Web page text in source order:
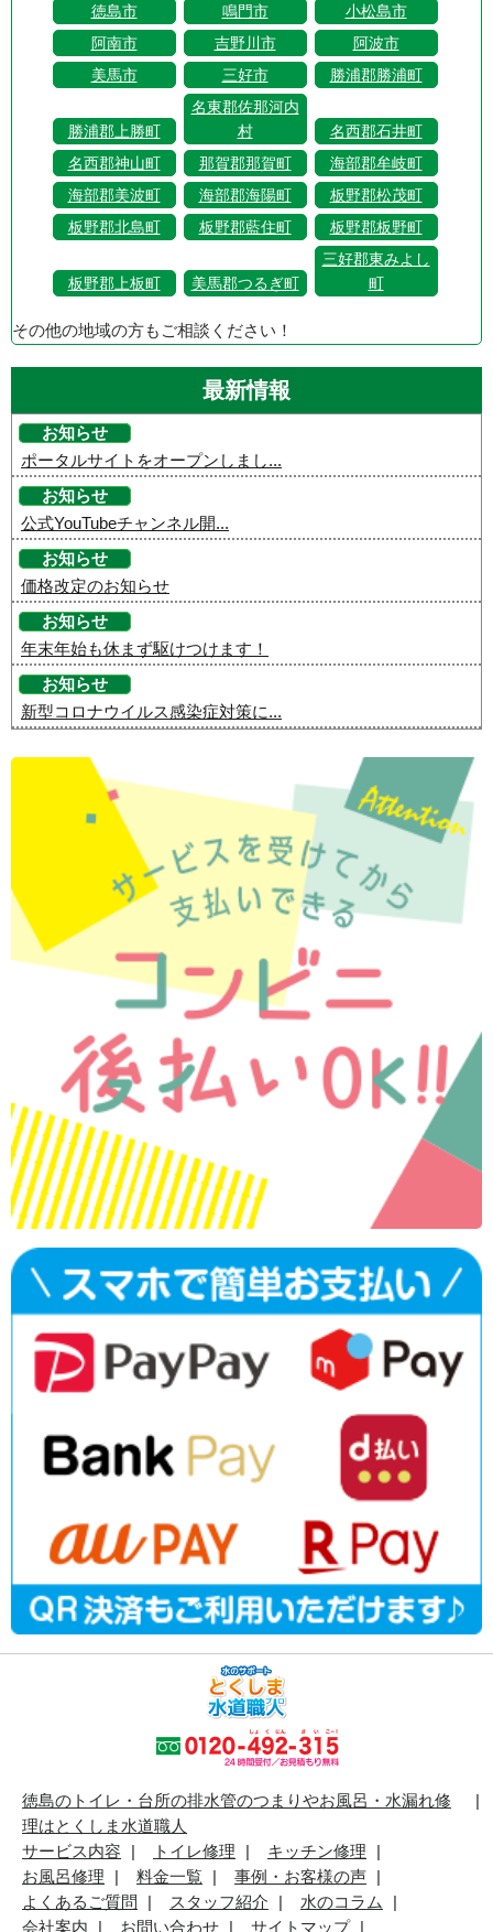
徳島市 鳴門市
小松島市
阿南市
吉野川市
阿波市
美馬市
三好市 勝浦郡勝浦町
勝浦郡上勝町
名東郡佐那河内
村
名西郡石井町
名西郡神山町
那賀郡那賀町
海部郡牟岐町
海部郡美波町
海部郡海陽町
板野郡松茂町
板野郡北島町
板野郡藍住町 板野郡板野町
板野郡上板町 美馬郡つるぎ町
三好郡東みよし
町
その他の地域の方もご相談ください！
最新情報
お知らせ
ポータルサイトをオープンしまし...
お知らせ
公式YouTubeチャンネル開...
お知らせ
価格改定のお知らせ
お知らせ
年末年始も休まず駆けつけます！
お知らせ
新型コロナウイルス感染症対策に...
徳島のトイレ・台所の排水管のつまりやお風呂・水漏れ修
理はとくしま水道職人
サービス内容
トイレ修理
キッチン修理
お風呂修理
料金一覧
事例・お客様の声
よくあるご質問
スタッフ紹介
水のコラム
会社案内
お問い合わせ サイトマップ